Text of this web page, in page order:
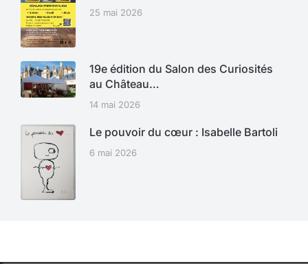
25 mai 2026
19e édition du Salon des Curiosités
au Château…
14 mai 2026
Le pouvoir du cœur : Isabelle Bartoli
6 mai 2026